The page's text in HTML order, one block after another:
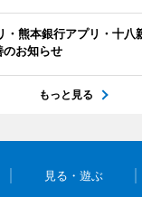
・熊本銀行アプリ・十八
のお知らせ
もっと見る
見る・遊ぶ